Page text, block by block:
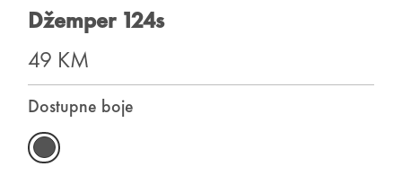
Džemper 124s
49 KM
Dostupne boje